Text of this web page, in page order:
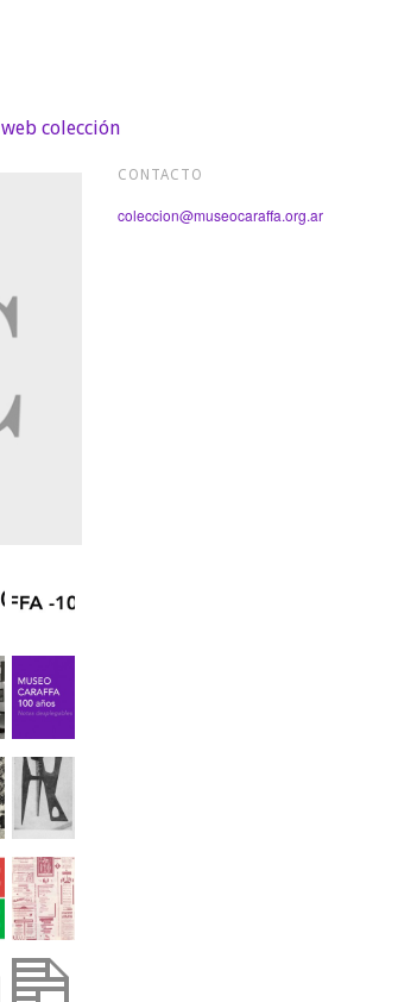
web colección
CONTACTO
coleccion@museocaraffa.org.ar